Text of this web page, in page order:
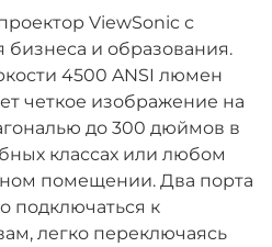
ViewSonic с
бизнеса и образования.
4500 ANSI люмен
четкое изображение на
до 300 дюймов в
классах или любом
помещении. Два порта
подключаться к
легко переключаясь